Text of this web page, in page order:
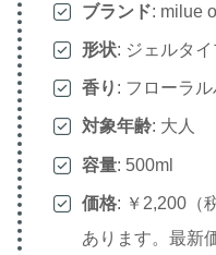
ブランド: milue
形状: ジェルタイ
香り : フローラル
対象年齢: 大人
容量: 500ml
価格: ￥2,200（
あります。最新